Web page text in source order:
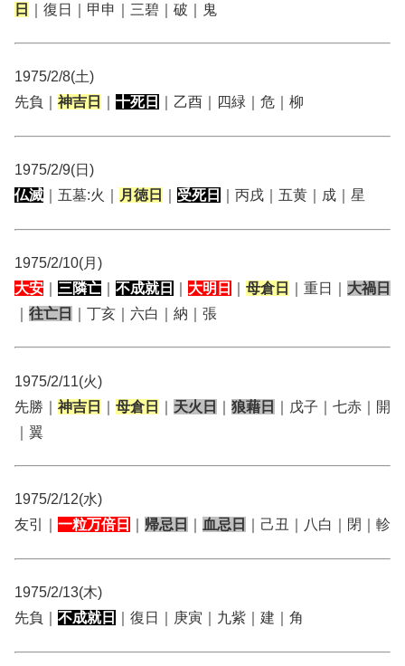
日
｜復日｜甲申｜三碧｜破｜鬼
1975/2/8(土)
先負｜ 神吉日 十死日 ｜乙酉｜四緑｜危｜柳
1975/2/9(日)
仏滅 ｜五墓:火｜ 月徳日 受死日 ｜丙戌｜五黄｜成｜星
1975/2/10(月)
大安
三隣亡 不成就日 大明日 母倉日 ｜重日｜ 大禍日
往亡日 ｜丁亥｜六白｜納｜張
1975/2/11(火)
先勝｜ 神吉日 母倉日 天火日 狼藉日
｜戊子｜七赤｜開
｜翼
1975/2/12(水)
友引｜ 一粒万倍日 帰忌日 血忌日 ｜己丑｜八白｜閉｜軫
1975/2/13(木)
先負｜ 不成就日 ｜復日｜庚寅｜九紫｜建｜角